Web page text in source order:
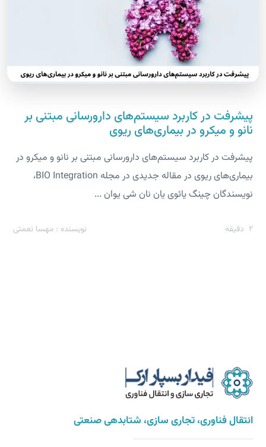
پیشرفت در کاربرد سیستم‌های دارورسانی مبتنی بر
نانو و میکرو در بیماری‌های ریوی
پیشرفت در کاربرد سیستم‌های دارورسانی مبتنی بر نانو و میکرو در
بیماری‌های ریوی در مقاله جدیدی در مجله BIO Integration،
نویسندگان چینگ یائوی یان نان شی یوان ...
2 دقیقه نویسنده : مهسا نعمتی
انتقال فناوری، تجاری سازی، شتابدهی صنعتی